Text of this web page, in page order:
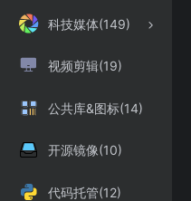
科技媒体(149)
视频剪辑(19)
公共库&图标(14)
开源镜像(10)
代码托管(12)